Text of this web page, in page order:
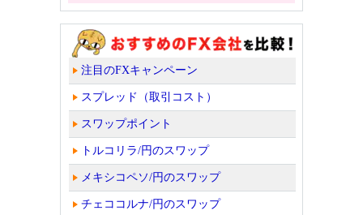
注目のFXキャンペーン
スプレッド（取引コスト）
スワップポイント
トルコリラ/円のスワップ
メキシコペソ/円のスワップ
チェココルナ/円のスワップ